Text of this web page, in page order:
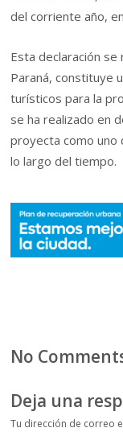
del corriente año,
Esta declaración
Paraná, constituye
turísticos para la
se ha realizado en
proyecta como uno
lo largo del tiempo.
No
Deja una
Tu dirección de correo